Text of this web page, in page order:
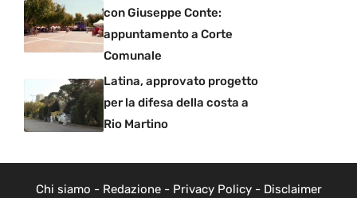
con Giuseppe Conte:
appuntamento a Corte
Comunale
Latina, approvato progetto
per la difesa della costa a
Rio Martino
Chi siamo - Redazione- Privacy Policy- Disclaimer